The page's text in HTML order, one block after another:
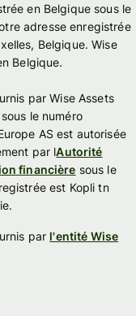
en Belgique sous le
adresse enregistrée
Belgique. Wise
Belgique.
par Wise Assets
le numéro
AS est autorisée
par lAutorité
financière sous le
est Kopli tn
par l'entité Wise